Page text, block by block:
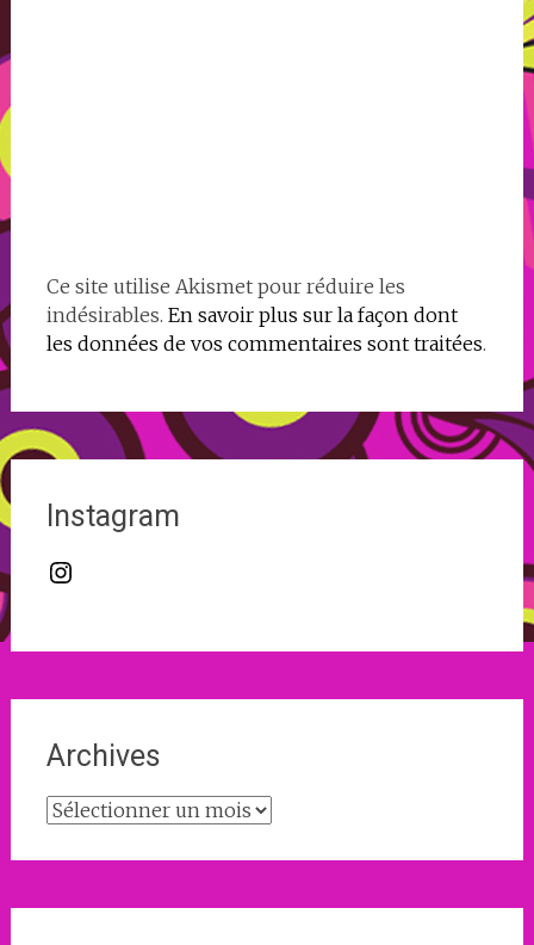
Ce site utilise Akismet pour réduire les
indésirables. En savoir plus sur la façon dont
les données de vos commentaires sont traitées.
Instagram
Instagram
Archives
Archives